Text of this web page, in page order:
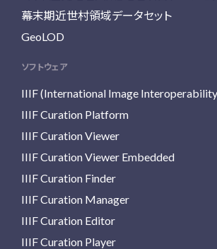
幕末期近世村領域データセット
GeoLOD
ソフトウェア
IIIF (International Image
IIIF Curation Platform
IIIF Curation Viewer
IIIF Curation Viewer Embedded
IIIF Curation Finder
IIIF Curation Manager
IIIF Curation Editor
IIIF Curation Player